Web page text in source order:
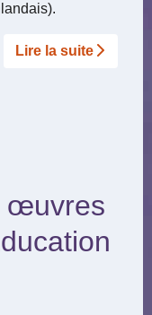
Lire la suite­­
œuvres